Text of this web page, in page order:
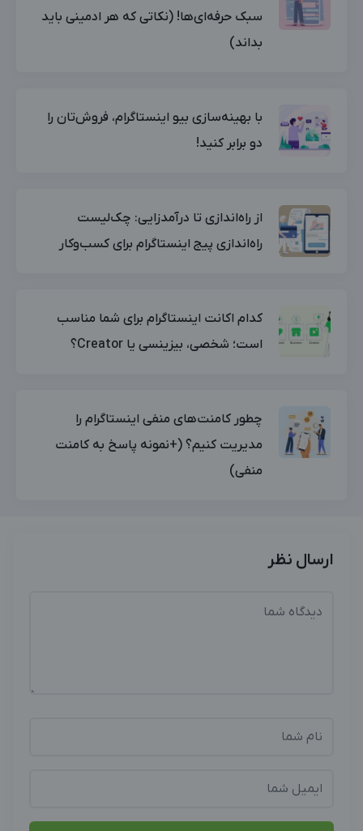
سبک حرفه‌ای‌ها! (نکاتی که هر ادمینی باید
بداند)
با بهینه‌سازی بیو اینستاگرام، فروش‌تان را
دو برابر کنید!
از راه‌اندازی تا درآمدزایی: چک‌لیست
راه‌اندازی پیج اینستاگرام برای کسب‌وکار
کدام اکانت اینستاگرام برای شما مناسب
است؛ شخصی، بیزینسی یا Creator؟
چطور کامنت‌های منفی اینستاگرام را
مدیریت کنیم؟ (+نمونه پاسخ به کامنت
منفی)
ارسال نظر